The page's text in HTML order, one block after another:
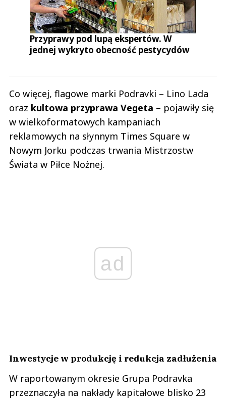
Przyprawy pod lupą ekspertów. W
jednej wykryto obecność pestycydów
Co więcej, flagowe marki Podravki – Lino Lada
oraz kultowa przyprawa Vegeta – pojawiły się
w wielkoformatowych kampaniach
reklamowych na słynnym Times Square w
Nowym Jorku podczas trwania Mistrzostw
Świata w Piłce Nożnej.
ad
Inwestycje w produkcję i redukcja zadłużenia
W raportowanym okresie Grupa Podravka
przeznaczyła na nakłady kapitałowe blisko 23